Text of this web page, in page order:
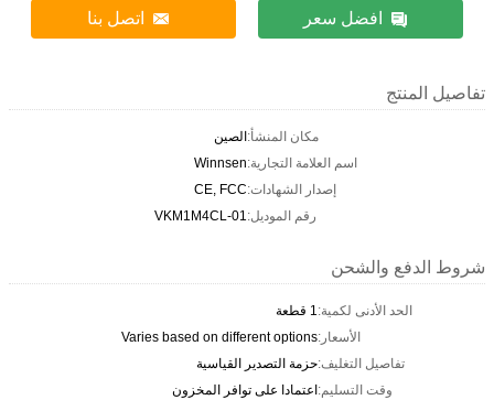
افضل سعر اتصل بنا
تفاصيل المنتج
مكان المنشأ:الصين
اسم العلامة التجارية:Winnsen
إصدار الشهادات:CE, FCC
رقم الموديل:VKM1M4CL-01
شروط الدفع والشحن
الحد الأدنى لكمية:1 قطعة
الأسعار:Varies based on different options
تفاصيل التغليف:حزمة التصدير القياسية
وقت التسليم:اعتمادا على توافر المخزون